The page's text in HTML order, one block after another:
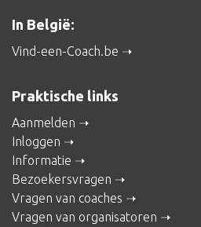
In België:
Vind-een-Coach.be
Praktische links
Aanmelden
Inloggen
Informatie
Bezoekersvragen
Vragen van coaches
Vragen van organisatoren